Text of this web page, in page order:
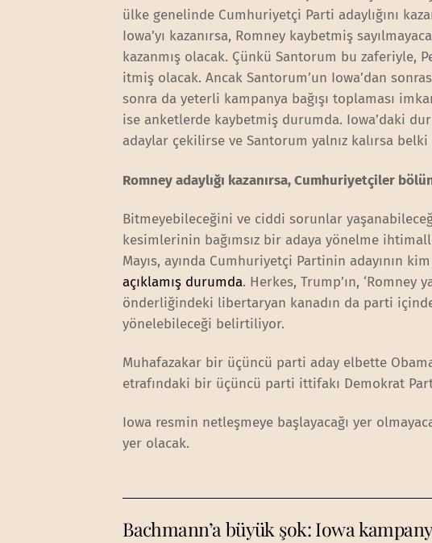
ülke genelinde Cumhuriyetçi Parti adaylığını
Iowa’yı kazanırsa, Romney kaybetmiş
kazanmış olacak. Çünkü Santorum bu zaferiyle,
itmiş olacak. Ancak Santorum’un Iowa’dan
sonra da yeterli kampanya bağışı toplaması
ise anketlerde kaybetmiş durumda. Iowa’daki
adaylar çekilirse ve Santorum yalnız kalırsa belki
Romney adaylığı kazanırsa, Cumhuriyetçiler
Bitmeyebileceğini ve ciddi sorunlar
kesimlerinin bağımsız bir adaya yönelme
Mayıs, ayında Cumhuriyetçi Partinin adayının
açıklamış durumda. Herkes, Trump’ın,
önderliğindeki libertaryan kanadın da parti içinde
yönelebileceği belirtiliyor.
Muhafazakar bir üçüncü parti aday elbette
etrafındaki bir üçüncü parti ittifakı Demokrat
Iowa resmin netleşmeye başlayacağı yer
yer olacak.
Bachmann’a büyük şok: Iowa